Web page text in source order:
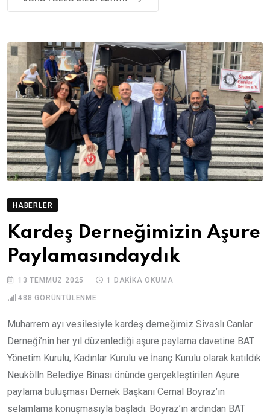
HABERLER
Kardeş Derneğimizin Aşure
Paylamasındaydık
13 TEMMUZ 2025 1 DAKIKA OKUMA
488 GÖRÜNTÜLENME
Muharrem ayı vesilesiyle kardeş derneğimiz Sivaslı Canlar
Derneği’nin her yıl düzenlediği aşure paylama davetine BAT
Yönetim Kurulu, Kadınlar Kurulu ve İnanç Kurulu olarak katıldık.
Neukölln Belediye Binası önünde gerçekleştirilen Aşure
paylama buluşması Dernek Başkanı Cemal Boyraz’ın
selamlama konuşmasıyla başladı. Boyraz’ın ardından BAT